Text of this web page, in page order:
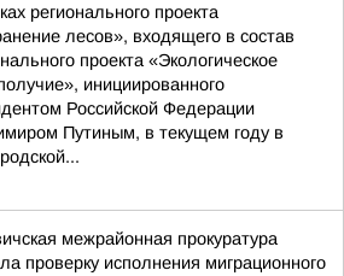
регионального проекта
лесов», входящего в состав
проекта «Экологическое
инициированного
Российской Федерации
Путиным, в текущем году в
межрайонная прокуратура
проверку исполнения миграционного